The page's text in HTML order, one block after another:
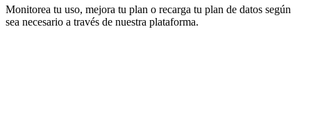
Monitorea tu uso, mejora tu plan o recarga tu plan de datos según
sea necesario a través de nuestra plataforma.